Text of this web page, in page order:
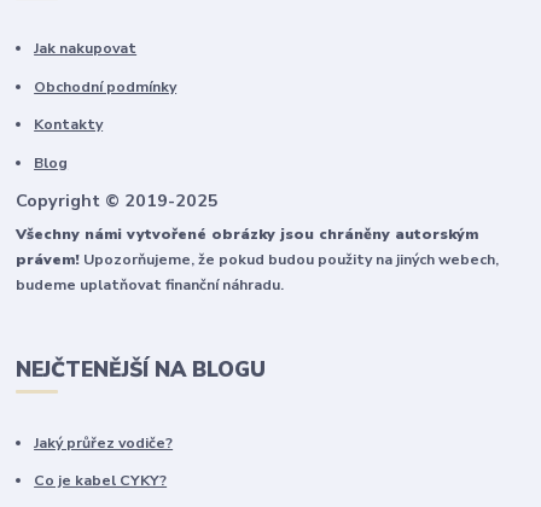
Jak nakupovat
Obchodní podmínky
Kontakty
Blog
Copyright © 2019-2025
Všechny námi vytvořené obrázky jsou chráněny autorským
právem! Upozorňujeme, že pokud budou použity na jiných webech,
budeme uplatňovat finanční náhradu.
NEJČTENĚJŠÍ NA BLOGU
Jaký průřez vodiče?
Co je kabel CYKY?